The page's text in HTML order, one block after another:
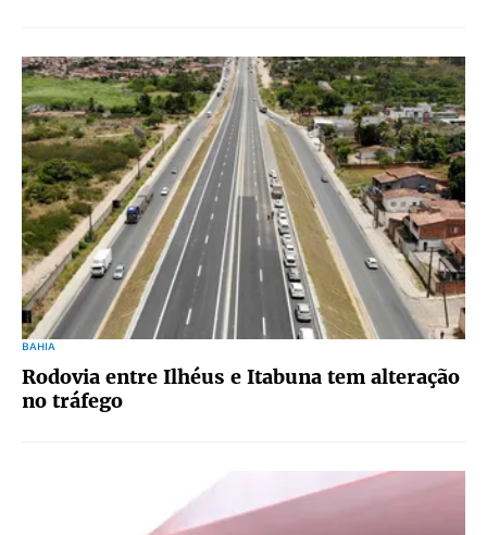
BAHIA
Rodovia entre Ilhéus e Itabuna tem alteração
no tráfego